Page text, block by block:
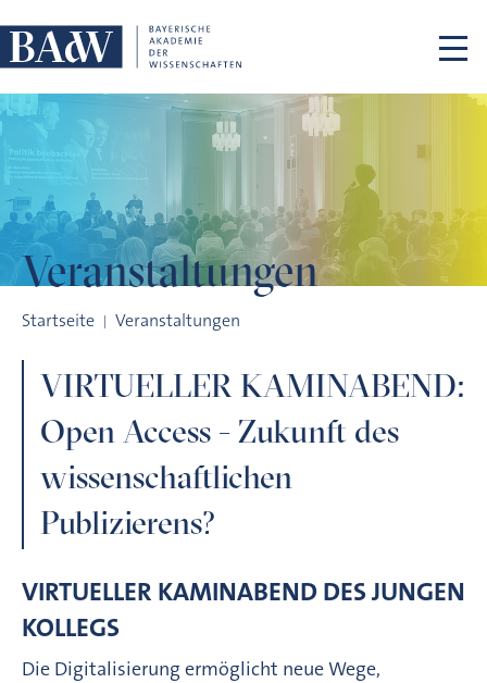
Veranstaltungen
Startseite Veranstaltungen
VIRTUELLER KAMINABEND:
Open Access - Zukunft des
wissenschaftlichen
Publizierens?
VIRTUELLER KAMINABEND DES JUNGEN
KOLLEGS
Die Digitalisierung ermöglicht neue Wege,